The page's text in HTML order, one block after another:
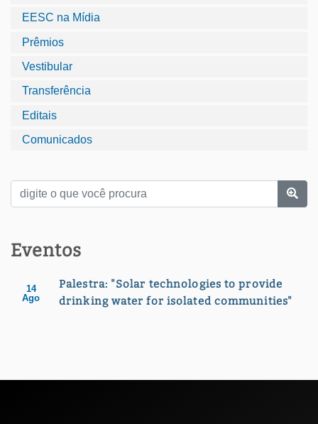
EESC na Mídia
Prêmios
Vestibular
Transferência
Editais
Comunicados
Eventos
14
Ago
Palestra: "Solar technologies to provide
drinking water for isolated communities"